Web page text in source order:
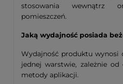
stosowania wewnątrz
pomieszczeń.
Jaką wydajność posiada
Wydajność produktu wynosi
jednej warstwie, zależnie od
metody aplikacji.